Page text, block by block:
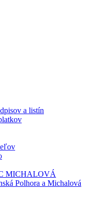
a listín
MICHALOVÁ
Polhora a Michalová